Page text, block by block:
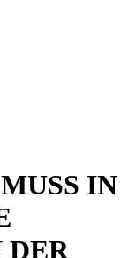
IN
DER